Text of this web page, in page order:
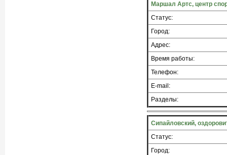
Маршал Артс, центр
Статус:
Город:
Адрес:
Время работы:
Телефон:
E-mail:
Разделы:
Сипайловский,
Статус:
Город: